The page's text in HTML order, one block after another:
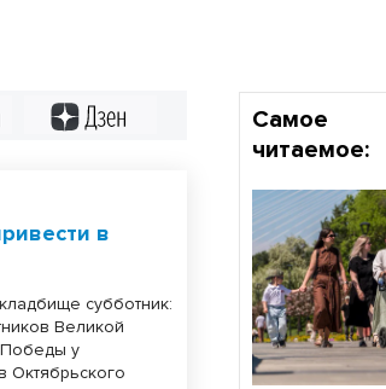
в
субботник:
Великой
Победы у
Октябрьского
Самое
читаемое: